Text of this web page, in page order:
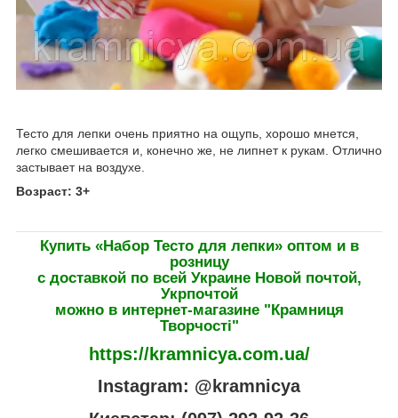
Тесто для лепки очень приятно на ощупь, хорошо мнется,
легко смешивается и, конечно же, не липнет к рукам. Отлично
застывает на воздухе.
Возраст: 3+
Купить «Набор Тесто для лепки» оптом и в
розницу
с доставкой по всей Украине Новой почтой,
Укрпочтой
можно в интернет-магазине "Крамниця
Творчості"
https://kramnicya.com.ua/
Instagram: @kramnicya